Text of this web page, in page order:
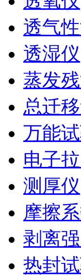
透气
透湿仪
蒸发
总迁
万能
电子
测厚仪
摩擦
剥离
热封